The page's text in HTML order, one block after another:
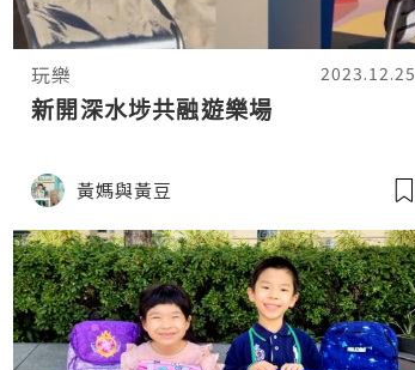
玩樂 2023.12.25
新開深水埗共融遊樂場
黃媽與黃豆